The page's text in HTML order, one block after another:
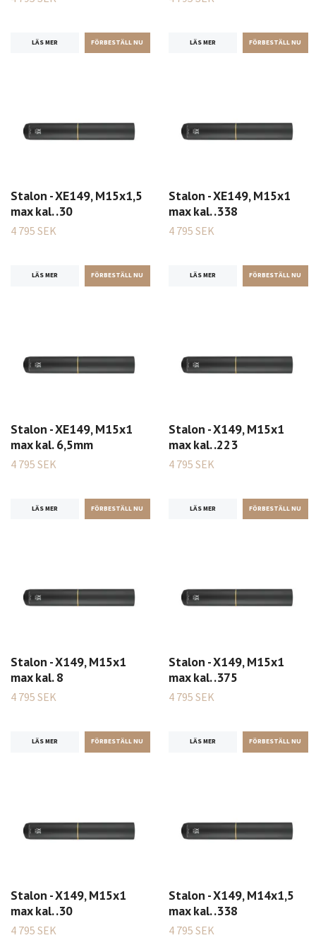
LÄS MER LÄS MER
Stalon - XE149, M15x1,5
max kal. .30
4 795 SEK
LÄS MER
Stalon - XE149, M15x1
max kal. .338
4 795 SEK
LÄS MER
Stalon - XE149, M15x1
max kal. 6,5mm
4 795 SEK
LÄS MER
Stalon - X149, M15x1
max kal. .223
4 795 SEK
LÄS MER
Stalon - X149, M15x1
max kal. 8
4 795 SEK
LÄS MER
Stalon - X149, M15x1
max kal. .375
4 795 SEK
LÄS MER
Stalon - X149, M15x1
max kal. .30
4 795 SEK
Stalon - X149, M14x1,5
max kal. .338
4 795 SEK